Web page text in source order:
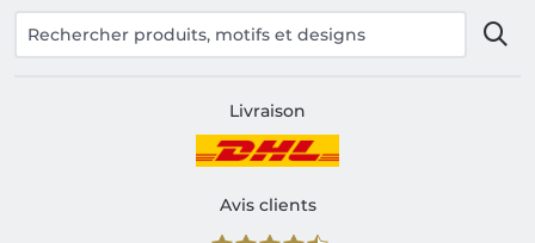
Livraison
Avis clients